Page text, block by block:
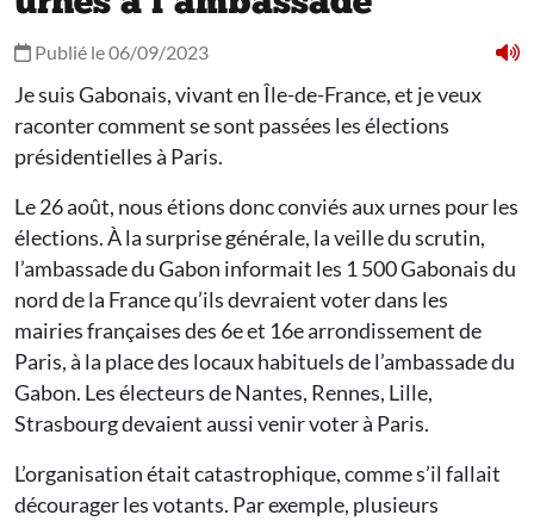
Publié le 06/09/2023
Je suis Gabonais, vivant en Île-de-France, et je veux
raconter comment se sont passées les élections
présidentielles à Paris.
Le 26 août, nous étions donc conviés aux urnes pour les
élections. À la surprise générale, la veille du scrutin,
l’ambassade du Gabon informait les 1 500 Gabonais du
nord de la France qu’ils devraient voter dans les
mairies françaises des 6e et 16e arrondissement de
Paris, à la place des locaux habituels de l’ambassade du
Gabon. Les électeurs de Nantes, Rennes, Lille,
Strasbourg devaient aussi venir voter à Paris.
L’organisation était catastrophique, comme s’il fallait
décourager les votants. Par exemple, plusieurs